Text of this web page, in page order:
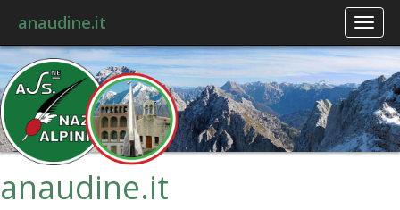
anaudine.it
anaudine.it